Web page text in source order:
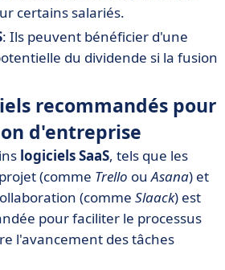
certains salariés.
: Ils peuvent bénéficier d'une
du dividende si la fusion
recommandés pour
d'entreprise
logiciels SaaS, tels que les
(comme Trello ouAsana) et
(comme Slaack) est
pour faciliter le processus
l'avancement des tâches